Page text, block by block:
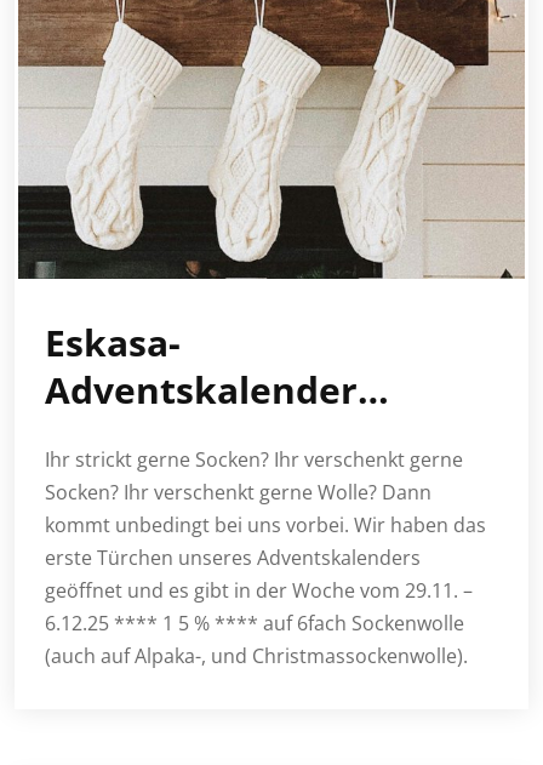
Eskasa-
Adventskalender…
Ihr strickt gerne Socken? Ihr verschenkt gerne
Socken? Ihr verschenkt gerne Wolle? Dann
kommt unbedingt bei uns vorbei. Wir haben das
erste Türchen unseres Adventskalenders
geöffnet und es gibt in der Woche vom 29.11. –
6.12.25 **** 1 5 % **** auf 6fach Sockenwolle
(auch auf Alpaka-, und Christmassockenwolle).